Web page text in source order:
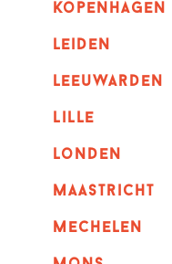
kopenhagen
leiden
leeuwarden
lille
londen
maastricht
mechelen